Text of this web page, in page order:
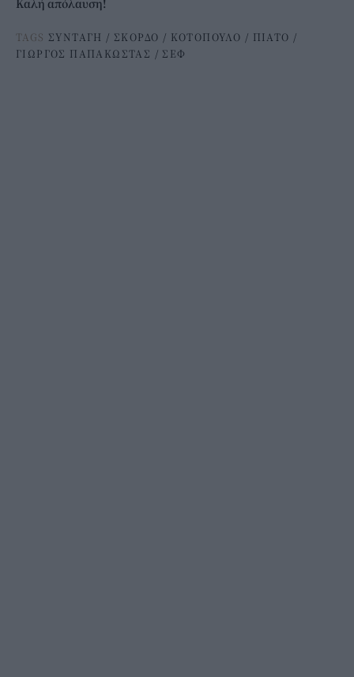
TAGS ΣΥΝΤΑΓΗ / ΣΚΟΡΔΟ / ΚΟΤΟΠΟΥΛΟ / ΠΙΑΤΟ /
ΓΙΩΡΓΟΣ ΠΑΠΑΚΩΣΤΑΣ / ΣΕΦ